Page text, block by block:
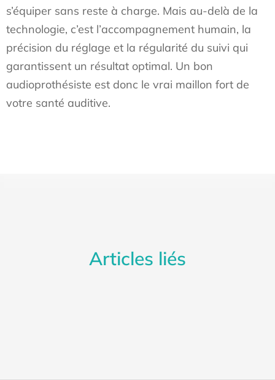
s’équiper sans reste à charge. Mais au-delà de la
technologie, c’est l’accompagnement humain, la
précision du réglage et la régularité du suivi qui
garantissent un résultat optimal. Un bon
audioprothésiste est donc le vrai maillon fort de
votre santé auditive.
Articles liés